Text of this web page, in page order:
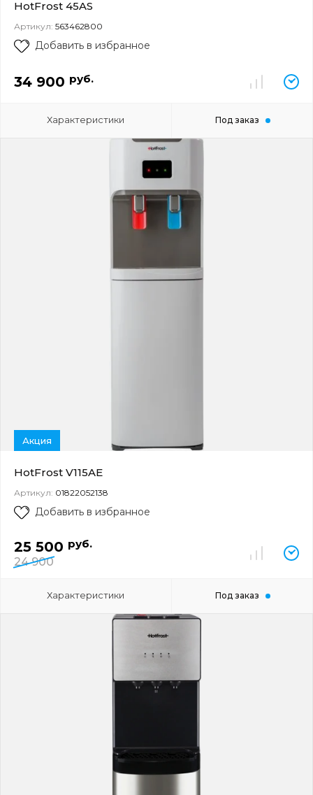
HotFrost 45AS
Артикул: 563462800
Добавить в избранное
34 900 руб.
Характеристики Под заказ
Акция
HotFrost V115AE
Артикул: 01822052138
Добавить в избранное
25 500 руб.
24 900
Характеристики Под заказ